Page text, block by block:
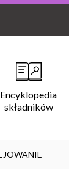
Encyklopedia
składników